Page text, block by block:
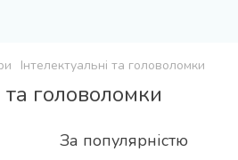
Інтелектуальні та головоломки
та головоломки
За популярністю